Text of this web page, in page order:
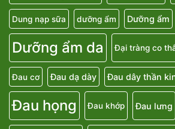
Dung nạp sữa dưỡng ẩm Dưỡng ẩm
Dưỡng ẩm da Đại tràng co
Đau cơ Đau dạ dày Đau dây thần
Đau họng Đau khớp Đau lưng